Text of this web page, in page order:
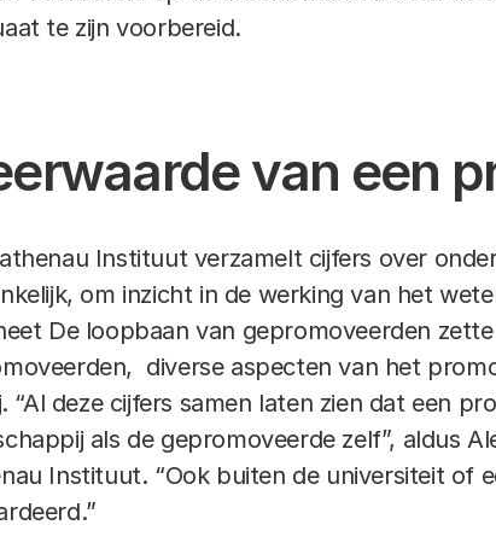
te zijn voorbereid.
van een
Instituut verzamelt cijfers over
om inzicht in de werking van het
De loopbaan van gepromoveerden
diverse aspecten van het
“Al deze cijfers samen laten zien dat een
als de gepromoveerde zelf”, aldus
Instituut. “Ook buiten de universiteit of